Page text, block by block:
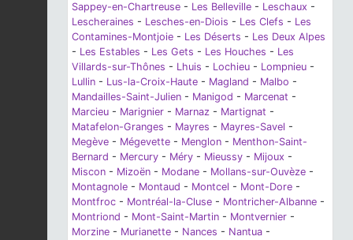
Sappey-en-Chartreuse - Les Belleville - Leschaux -
Lescheraines - Lesches-en-Diois - Les Clefs - Les
Contamines-Montjoie - Les Déserts - Les Deux Alpes
- Les Estables - Les Gets - Les Houches - Les
Villards-sur-Thônes - Lhuis - Lochieu - Lompnieu -
Lullin - Lus-la-Croix-Haute - Magland - Malbo -
Mandailles-Saint-Julien - Manigod - Marcenat -
Marcieu - Marignier - Marnaz - Martignat -
Matafelon-Granges - Mayres - Mayres-Savel -
Megève - Mégevette - Menglon - Menthon-Saint-
Bernard - Mercury - Méry - Mieussy - Mijoux -
Miscon - Mizoën - Modane - Mollans-sur-Ouvèze -
Montagnole - Montaud - Montcel - Mont-Dore -
Montfroc - Montréal-la-Cluse - Montricher-Albanne -
Montriond - Mont-Saint-Martin - Montvernier -
Morzine - Murianette - Nances - Nantua -